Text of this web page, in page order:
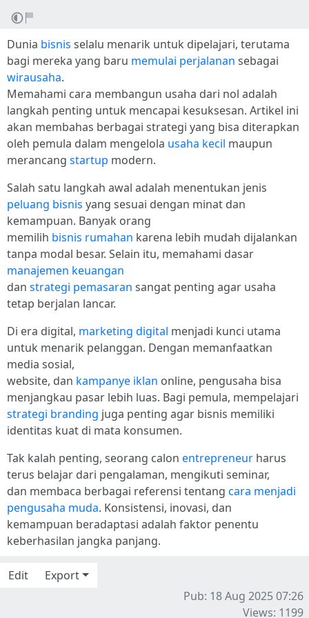
Dunia bisnis selalu menarik untuk dipelajari, terutama
bagi mereka yang baru memulai perjalanan sebagai
wirausaha.
Memahami cara membangun usaha dari nol adalah
langkah penting untuk mencapai kesuksesan. Artikel ini
akan membahas berbagai strategi yang bisa diterapkan
oleh pemula dalam mengelola usaha kecil maupun
merancang startup modern.
Salah satu langkah awal adalah menentukan jenis
peluang bisnis yang sesuai dengan minat dan
kemampuan. Banyak orang
memilih bisnis rumahan karena lebih mudah dijalankan
tanpa modal besar. Selain itu, memahami dasar
manajemen keuangan
dan strategi pemasaran sangat penting agar usaha
tetap berjalan lancar.
Di era digital, marketing digital menjadi kunci utama
untuk menarik pelanggan. Dengan memanfaatkan
media sosial,
website, dan kampanye iklan online, pengusaha bisa
menjangkau pasar lebih luas. Bagi pemula, mempelajari
strategi branding juga penting agar bisnis memiliki
identitas kuat di mata konsumen.
Tak kalah penting, seorang calon entrepreneur harus
terus belajar dari pengalaman, mengikuti seminar,
dan membaca berbagai referensi tentang cara menjadi
pengusaha muda. Konsistensi, inovasi, dan
kemampuan beradaptasi adalah faktor penentu
keberhasilan jangka panjang.
Edit
Export
Pub: 18 Aug 2025 07:26
Views: 1199